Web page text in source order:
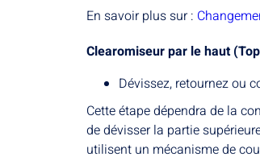
En savoir plus sur :
Clearomiseur par le haut
Dévissez, retournez ou
Cette étape dépendra de la
de dévisser la partie
utilisent un mécanisme de